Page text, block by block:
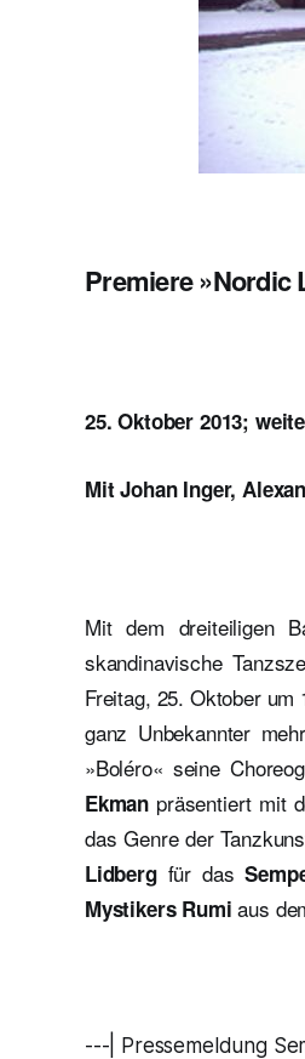
Premiere »Nordic
25. Oktober 2013; w
Mit Johan Inger,
Mit dem dreiteiligen
skandinavische
Freitag, 25. Oktober
ganz Unbekannter
»Boléro« seine
Ekman präsentiert mit
das Genre der
Lidbergfür das
Mystikers Rumi aus
---| Pressemeldung